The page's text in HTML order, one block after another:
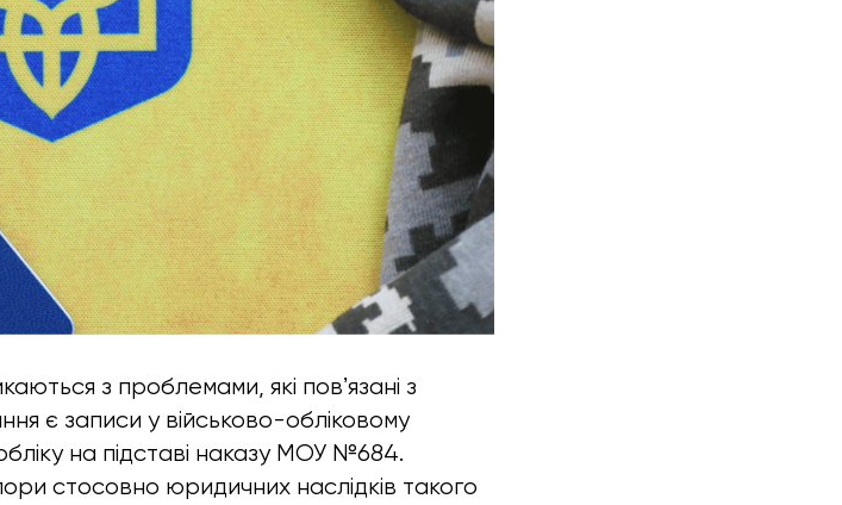
з проблемами, які повʼязані з
є записи у військово-обліковому
на підставі наказу МОУ №684.
стосовно юридичних наслідків такого